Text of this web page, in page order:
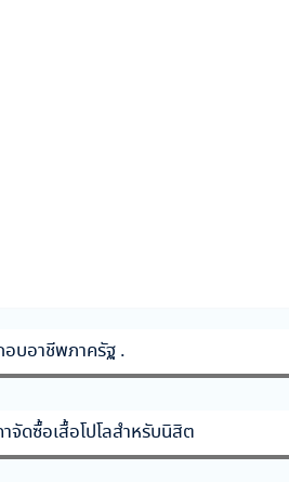
บอาชีพภาครัฐ .
จัดซื้อเสื้อโปโลสำหรับนิสิต